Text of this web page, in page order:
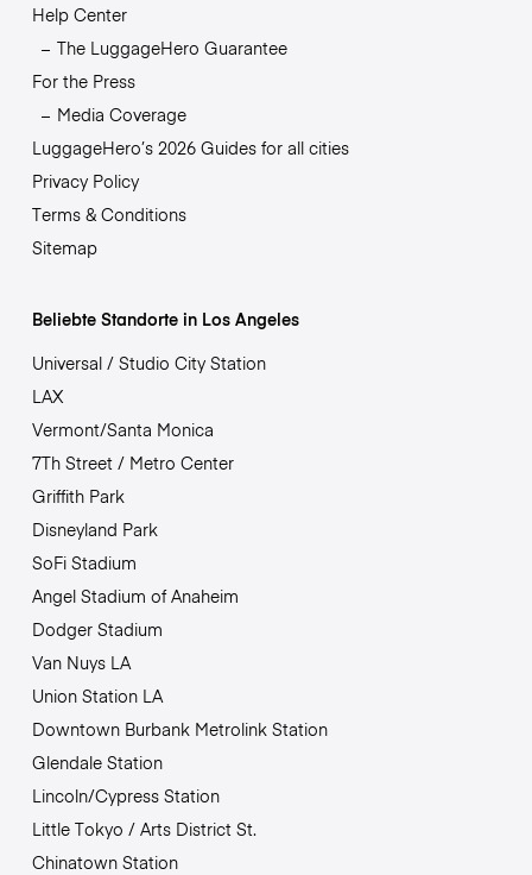
Help Center
The LuggageHero Guarantee
For the Press
Media Coverage
LuggageHero’s 2026 Guides for all cities
Privacy Policy
Terms & Conditions
Sitemap
Beliebte Standorte in Los Angeles
Universal / Studio City Station
LAX
Vermont/Santa Monica
7Th Street / Metro Center
Griffith Park
Disneyland Park
SoFi Stadium
Angel Stadium of Anaheim
Dodger Stadium
Van Nuys LA
Union Station LA
Downtown Burbank Metrolink Station
Glendale Station
Lincoln/Cypress Station
Little Tokyo / Arts District St.
Chinatown Station